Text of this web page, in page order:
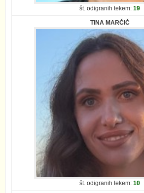
št. odigranih tekem:19
TINA MARČIČ
št. odigranih tekem:10